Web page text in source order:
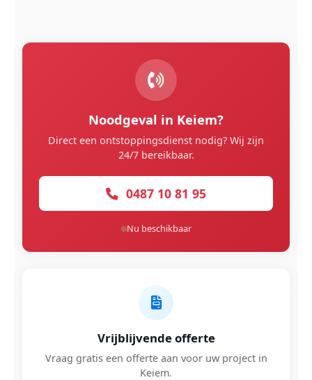
Noodgeval in Keiem?
Direct een ontstoppingsdienst nodig? Wij zijn
24/7 bereikbaar.
0487 10 81 95
Nu beschikbaar
Vrijblijvende offerte
Vraag gratis een offerte aan voor uw project in
Keiem.